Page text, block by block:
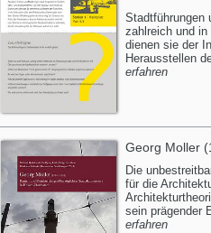
Stadtführungen
zahlreich und
dienen sie der
Herausstellen
erfahren
Georg Moller
Die
für die
sein prägender
erfahren